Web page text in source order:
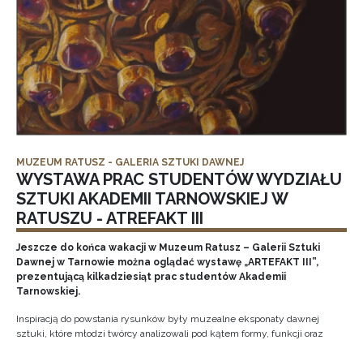
MUZEUM RATUSZ - GALERIA SZTUKI DAWNEJ
WYSTAWA PRAC STUDENTÓW WYDZIAŁU
SZTUKI AKADEMII TARNOWSKIEJ W
RATUSZU - ATREFAKT III
Jeszcze do końca wakacji w Muzeum Ratusz – Galerii Sztuki
Dawnej w Tarnowie można oglądać wystawę „ARTEFAKT III”,
prezentującą kilkadziesiąt prac studentów Akademii
Tarnowskiej.
Inspiracją do powstania rysunków były muzealne eksponaty dawnej
sztuki, które młodzi twórcy analizowali pod kątem formy, funkcji oraz